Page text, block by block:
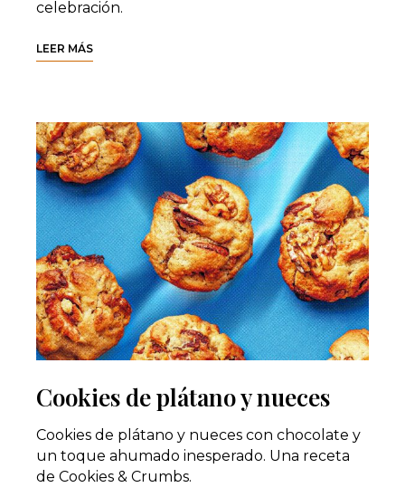
celebración.
LEER MÁS
Cookies de plátano y nueces
Cookies de plátano y nueces con chocolate y
un toque ahumado inesperado. Una receta
de Cookies & Crumbs.